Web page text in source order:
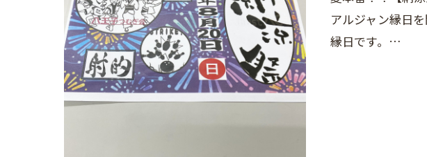
アルジャン縁日
縁日です。…